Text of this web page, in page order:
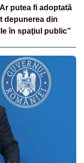
putea fi adoptată
depunerea din
în spaţiul public”